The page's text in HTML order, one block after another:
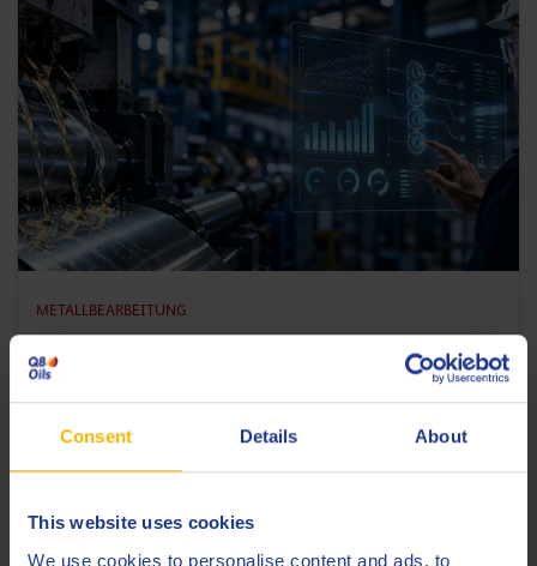
Consent Details About
This website uses cookies
We use cookies to personalise content and ads, to
METALLBEARBEITUNG
Warum maßgeschneiderte Walzflüssigkeiten
kein Luxus mehr sind